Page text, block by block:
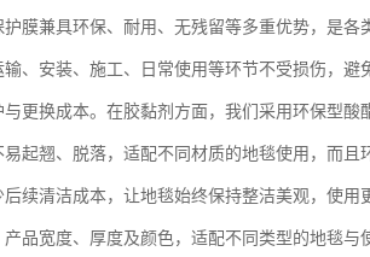
膜兼具环保、耐用、无残留等多重优势，是
、安装、施工、日常使用等环节不受损伤，
更换成本。在胶黏剂方面，我们采用环保型
起翘、脱落，适配不同材质的地毯使用，而
续清洁成本，让地毯始终保持整洁美观，使
产品宽度、厚度及颜色，适配不同类型的地毯